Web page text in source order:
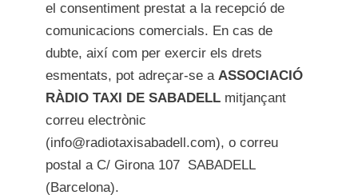
el consentiment prestat a la recepció de
comunicacions comercials. En cas de
dubte, així com per exercir els drets
esmentats, pot adreçar-se aASSOCIACIÓ
RÀDIO TAXI DE SABADELL mitjançant
correu electrònic
(info@radiotaxisabadell.com), o correu
postal a C/ Girona 107 SABADELL
(Barcelona).